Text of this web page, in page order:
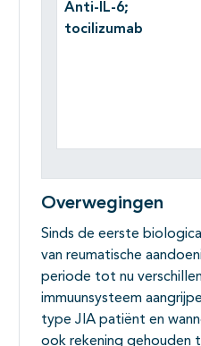
Anti-IL-6;
tocilizumab
Overwegingen
Sinds de eerste
van reumatische
periode tot nu
immuunsysteem
type JIA patiënt en
ook rekening gehouden